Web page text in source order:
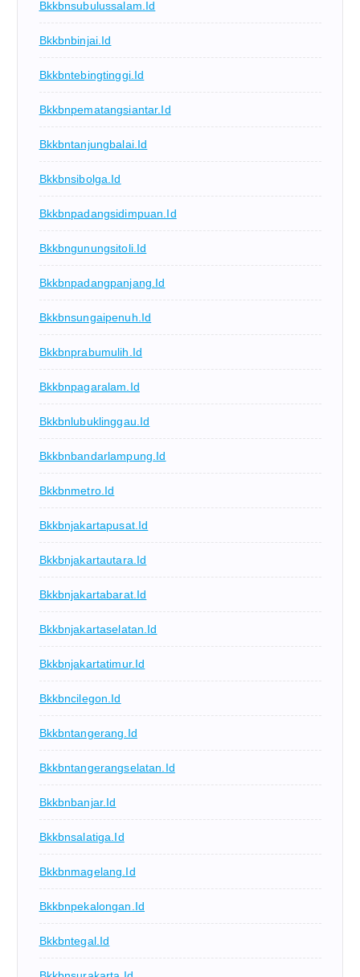
Bkkbnsubulussalam.id
Bkkbnbinjai.id
Bkkbntebingtinggi.id
Bkkbnpematangsiantar.id
Bkkbntanjungbalai.id
Bkkbnsibolga.id
Bkkbnpadangsidimpuan.id
Bkkbngunungsitoli.id
Bkkbnpadangpanjang.id
Bkkbnsungaipenuh.id
Bkkbnprabumulih.id
Bkkbnpagaralam.id
Bkkbnlubuklinggau.id
Bkkbnbandarlampung.id
Bkkbnmetro.id
Bkkbnjakartapusat.id
Bkkbnjakartautara.id
Bkkbnjakartabarat.id
Bkkbnjakartaselatan.id
Bkkbnjakartatimur.id
Bkkbncilegon.id
Bkkbntangerang.id
Bkkbntangerangselatan.id
Bkkbnbanjar.id
Bkkbnsalatiga.id
Bkkbnmagelang.id
Bkkbnpekalongan.id
Bkkbntegal.id